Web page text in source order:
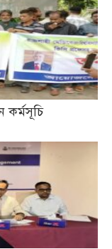
কর্মসূচি